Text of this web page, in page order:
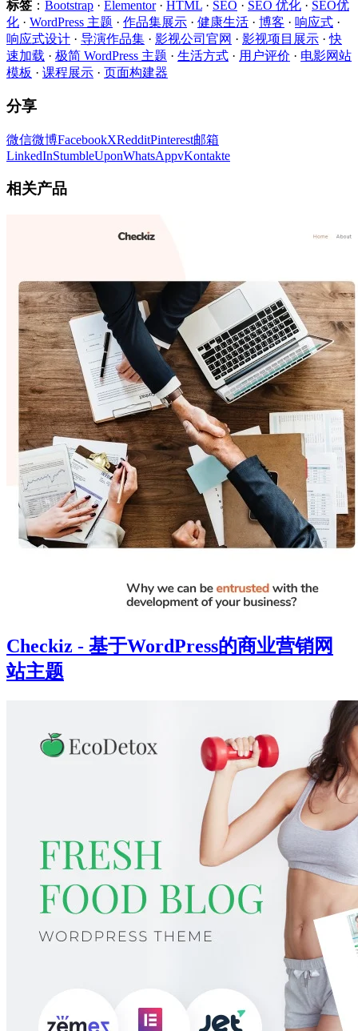
标签 ： Bootstrap · Elementor· HTML · SEO · SEO 优化 · SEO优
化 · WordPress 主题 · 作品集展示 · 健康生活 · 博客 · 响应式 ·
响应式设计 · 导演作品集 · 影视公司官网 · 影视项目展示 ·快
速加载 · 极简 WordPress 主题 · 生活方式 · 用户评价 · 电影网站
模板 · 课程展示 · 页面构建器
分享
微信微博FacebookXRedditPinterest邮箱
LinkedInStumbleUponWhatsAppvKontakte
相关产品
Checkiz - 基于WordPress的商业营销网
站主题